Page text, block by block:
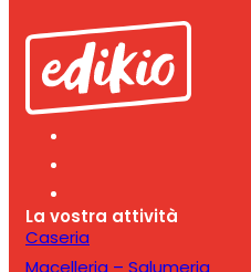
La vostra attività
Caseria
Macelleria – Salumeria